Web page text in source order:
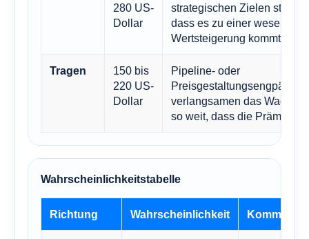
280 US-
Dollar
strategischen Zielen stetig
dass es zu einer
Wertsteigerung kommt.
Tragen
150 bis
220 US-
Dollar
Pipeline- oder
Preisgestaltungsengpässe
verlangsamen das
so weit, dass die Prämie
Wahrscheinlichkeitstabelle
Richtung Wahrscheinlichkeit Kommentar